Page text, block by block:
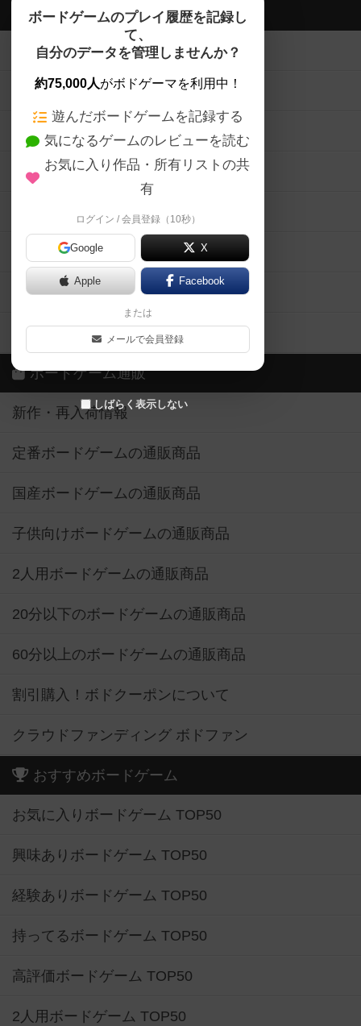
ボードゲームのプレイ履歴を記録し
て、
自分のデータを管理しませんか？
約75,000人がボドゲーマを利用中！
遊んだボードゲームを記録する
気になるゲームのレビューを読む
お気に入り作品・所有リストの共
有
ログイン / 会員登録（10秒）
Google X
Apple Facebook
または
メールで会員登録
しばらく表示しない
ボドゲーマTOP
ボードゲームを検索する
ボードゲームの新着レビュー
ボードゲーム会情報
メカニクス特集
掲示板・トピックス
ボドとも・会員一覧
ボードゲーム業界コラム
ボドゲーマご利用案内
ボードゲーム通販
新作・再入荷情報
定番ボードゲームの通販商品
国産ボードゲームの通販商品
子供向けボードゲームの通販商品
2人用ボードゲームの通販商品
20分以下のボードゲームの通販商品
60分以上のボードゲームの通販商品
割引購入！ボドクーポンについて
クラウドファンディング ボドファン
おすすめボードゲーム
お気に入りボードゲーム TOP50
興味ありボードゲーム TOP50
経験ありボードゲーム TOP50
持ってるボードゲーム TOP50
高評価ボードゲーム TOP50
2人用ボードゲーム TOP50